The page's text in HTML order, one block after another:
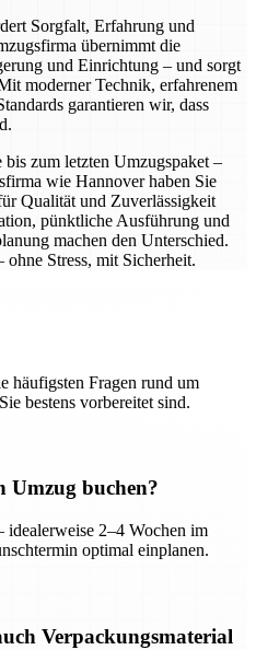
Sorgfalt, Erfahrung und
übernimmt die
und Einrichtung – und sorgt
moderner Technik, erfahrenem
garantieren wir, dass
zum letzten Umzugspaket –
wie Hannover haben Sie
Qualität und Zuverlässigkeit
pünktliche Ausführung und
machen den Unterschied.
Stress, mit Sicherheit.
häufigsten Fragen rund um
bestens vorbereitet sind.
Umzug buchen?
2–4 Wochen im
optimal einplanen.
Verpackungsmaterial